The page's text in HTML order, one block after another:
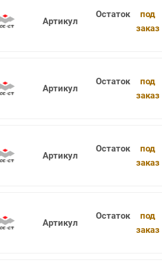
1736SU05C-0620 KDG303
под
заказ
1736SU05C-0520 KDG303
под
заказ
1736SU05C-0530 KDG303
под
заказ
1736SU05C-0540 KDG303
под
заказ